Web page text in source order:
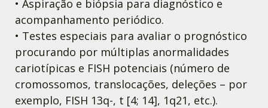
• Aspiração e biópsia para diagnóstico e
acompanhamento periódico.
• Testes especiais para avaliar o prognóstico
procurando por múltiplas anormalidades
cariotípicas e FISH potenciais (número de
cromossomos, translocações, deleções – por
exemplo, FISH 13q-, t [4; 14], 1q21, etc.).